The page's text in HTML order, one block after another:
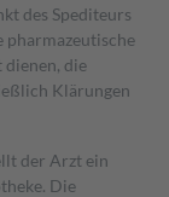
des Spediteurs
pharmazeutische
die
Klärungen
der Arzt ein
Die